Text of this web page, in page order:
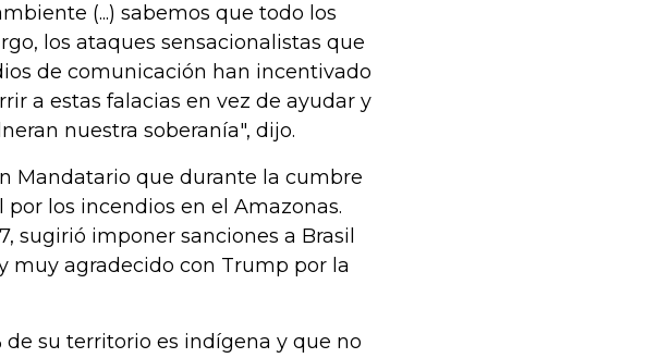
(...) sabemos que todo los
los ataques sensacionalistas que
de comunicación han incentivado
a estas falacias en vez de ayudar y
nuestra soberanía", dijo.
Mandatario que durante la cumbre
los incendios en el Amazonas.
sugirió imponer sanciones a Brasil
muy agradecido con Trump por la
de su territorio es indígena y que no